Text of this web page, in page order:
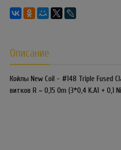
Описание
Койлы New Coil - #148 Triple Fused
витков R ~ 0,15 Om (3*0,4 K.A1 + 0,1